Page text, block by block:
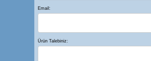
Email:
Ürün Talebiniz: